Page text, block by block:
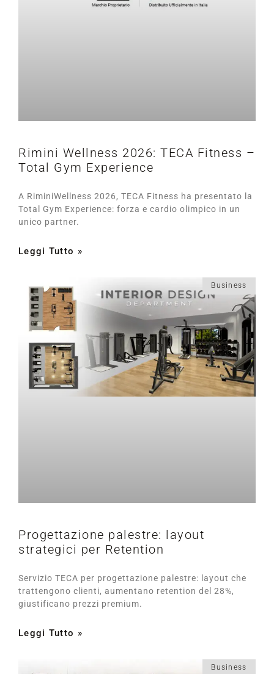
Rimini Wellness 2026: TECA Fitness –
Total Gym Experience
A RiminiWellness 2026, TECA Fitness ha presentato la
Total Gym Experience: forza e cardio olimpico in un
unico partner.
Leggi Tutto »
Business
Progettazione palestre: layout
strategici per Retention
Servizio TECA per progettazione palestre: layout che
trattengono clienti, aumentano retention del 28%,
giustificano prezzi premium.
Leggi Tutto »
Business